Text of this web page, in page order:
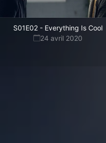
S01E02 - Everything Is Cool
24 avril 2020